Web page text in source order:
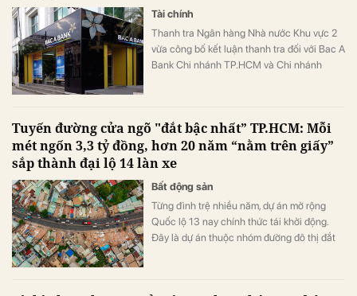
Tài chính
Thanh tra Ngân hàng Nhà nước Khu vực 2
vừa công bố kết luận thanh tra đối với Bac A
Bank Chi nhánh TP.HCM và Chi nhánh
đơn vị khẩn trương khắc phục các vi phạm,
thiếu sót.
Tuyến đường cửa ngõ "đắt bậc nhất” TP.HCM: Mỗi
mét ngốn 3,3 tỷ đồng, hơn 20 năm “nằm trên giấy”
sắp thành đại lộ 14 làn xe
Bất động sản
Từng đình trệ nhiều năm, dự án mở rộng
Quốc lộ 13 nay chính thức tái khởi động.
Đây là dự án thuộc nhóm đường đô thị đắt